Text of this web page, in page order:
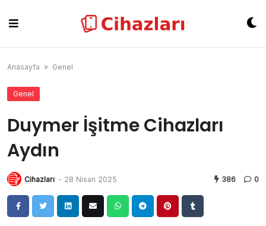
content
Anasayfa » Genel
Genel
Duymer İşitme Cihazları
Aydın
Cihazları - 28 Nisan 2025 386 0